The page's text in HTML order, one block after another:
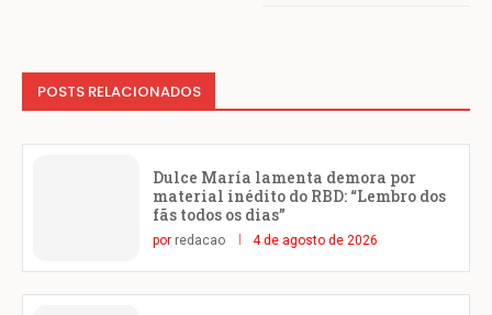
POSTS RELACIONADOS
Dulce María lamenta demora por
material inédito do RBD: “Lembro dos
fãs todos os dias”
por redacao 4 de agosto de 2026